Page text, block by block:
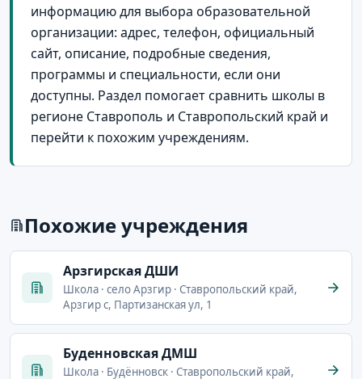
информацию для выбора образовательной
организации: адрес, телефон, официальный
сайт, описание, подробные сведения,
программы и специальности, если они
доступны. Раздел помогает сравнить школы в
регионе Ставрополь и Ставропольский край и
перейти к похожим учреждениям.
Похожие учреждения
Арзгирская ДШИ
Школа · село Арзгир · Ставропольский край,
Арзгир с, Партизанская ул, 1
Буденновская ДМШ
Школа · Будённовск · Ставропольский край,